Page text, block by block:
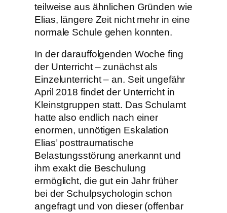
teilweise aus ähnlichen Gründen wie
Elias, längere Zeit nicht mehr in eine
normale Schule gehen konnten.
In der darauffolgenden Woche fing
der Unterricht – zunächst als
Einzelunterricht – an. Seit ungefähr
April 2018 findet der Unterricht in
Kleinstgruppen statt. Das Schulamt
hatte also endlich nach einer
enormen, unnötigen Eskalation
Elias’ posttraumatische
Belastungsstörung anerkannt und
ihm exakt die Beschulung
ermöglicht, die gut ein Jahr früher
bei der Schulpsychologin schon
angefragt und von dieser (offenbar